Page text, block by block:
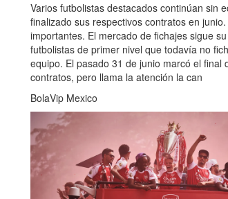
Varios futbolistas destacados continúan sin
finalizado sus respectivos contratos en
importantes. El mercado de fichajes sigue
futbolistas de primer nivel que todavía no
equipo. El pasado 31 de junio marcó el final
contratos, pero llama la atención la can
BolaVip Mexico